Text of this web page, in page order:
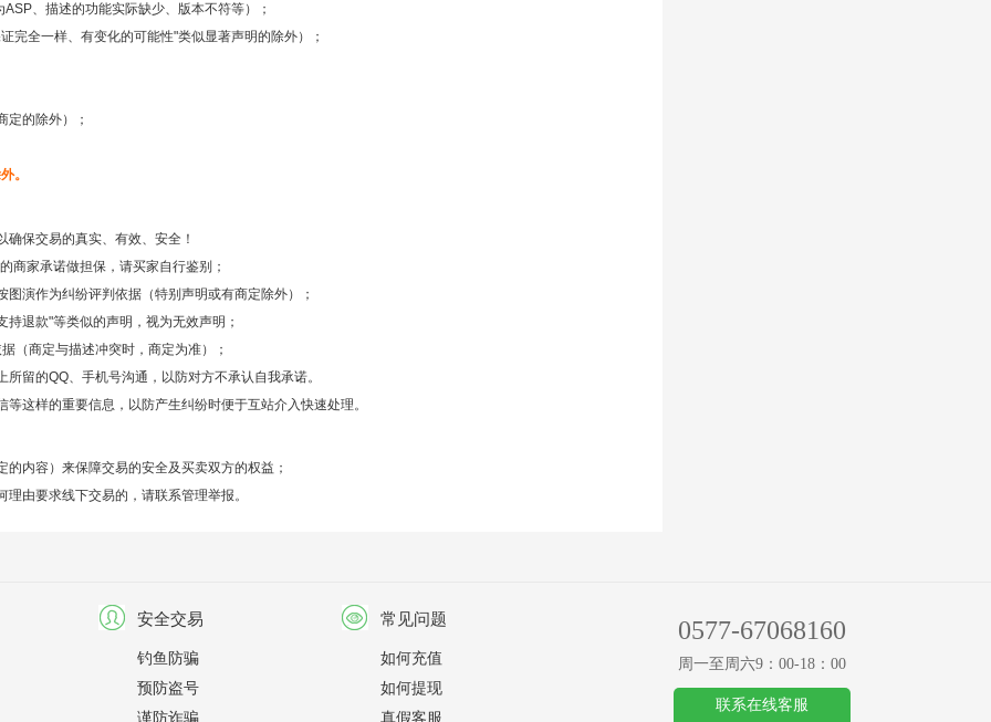
、描述的功能实际缺少、版本不符等）；
完全一样、有变化的可能性"类似显著声明的除外）；
定的除外）；
。
保交易的真实、有效、安全！
商家承诺做担保，请买家自行鉴别；
演作为纠纷评判依据（特别声明或有商定除外）；
退款"等类似的声明，视为无效声明；
（商定与描述冲突时，商定为准）；
留的QQ、手机号沟通，以防对方不承认自我承诺。
这样的重要信息，以防产生纠纷时便于互站介入快速处理。
内容）来保障交易的安全及买卖双方的权益；
由要求线下交易的，请联系管理举报。
安全交易
钓鱼防骗
预防盗号
谨防诈骗
常见问题
如何充值
如何提现
真假客服
0577-67068160
周一至周六9：00-18：00
联系在线客服